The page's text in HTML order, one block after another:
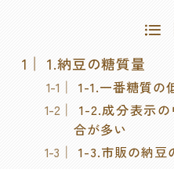
1.納豆の糖質量
1-1.一番糖質の
1-2.成分表示
合が多い
1-3.市販の納豆